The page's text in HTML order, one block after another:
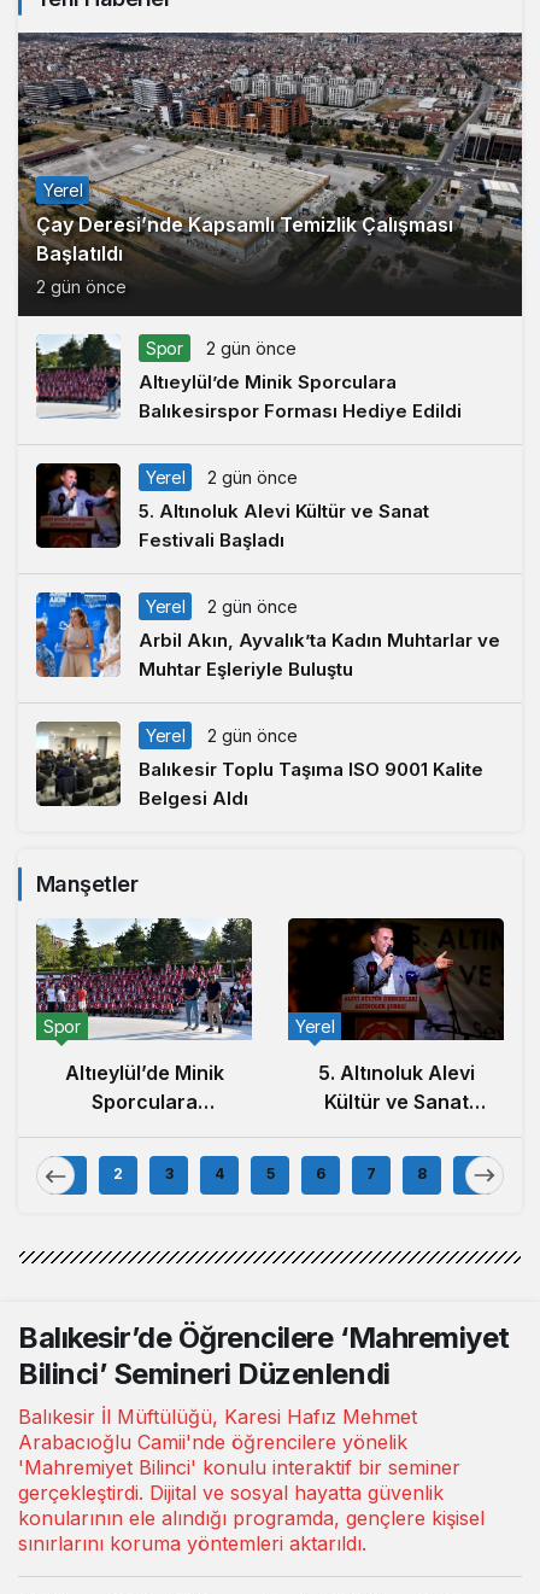
Yerel
Çay Deresi’nde Kapsamlı Temizlik Çalışması
Başlatıldı
2 gün önce
Spor 2 gün önce
Altıeylül’de Minik Sporculara
Balıkesirspor Forması Hediye Edildi
Yerel 2 gün önce
5. Altınoluk Alevi Kültür ve Sanat
Festivali Başladı
Yerel 2 gün önce
Arbil Akın, Ayvalık’ta Kadın Muhtarlar ve
Muhtar Eşleriyle Buluştu
Yerel 2 gün önce
Balıkesir Toplu Taşıma ISO 9001 Kalite
Belgesi Aldı
Manşetler
Spor
Altıeylül’de Minik
Sporculara
Forması Hediye
Edildi
Yerel
5. Altınoluk Alevi
Kültür ve Sanat
1 2 3 4 5 6 7 8 9
Balıkesir’de Öğrencilere ‘Mahremiyet
Bilinci’ Semineri Düzenlendi
Balıkesir İl Müftülüğü, Karesi Hafız Mehmet
Arabacıoğlu Camii'nde öğrencilere yönelik
'Mahremiyet Bilinci' konulu interaktif bir seminer
gerçekleştirdi. Dijital ve sosyal hayatta güvenlik
konularının ele alındığı programda, gençlere kişisel
sınırlarını koruma yöntemleri aktarıldı.